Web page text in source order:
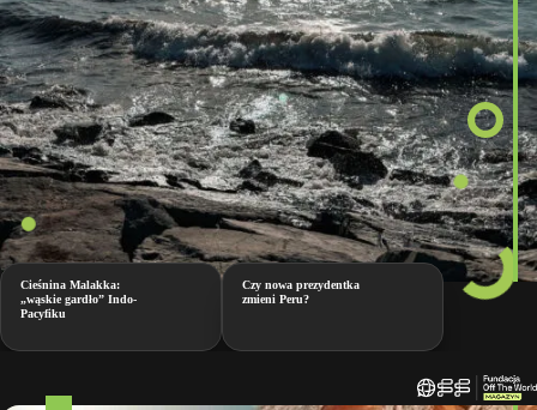
Cieśnina Malakka:
„wąskie gardło” Indo-
Pacyfiku
Czy nowa prezydentka
zmieni Peru?